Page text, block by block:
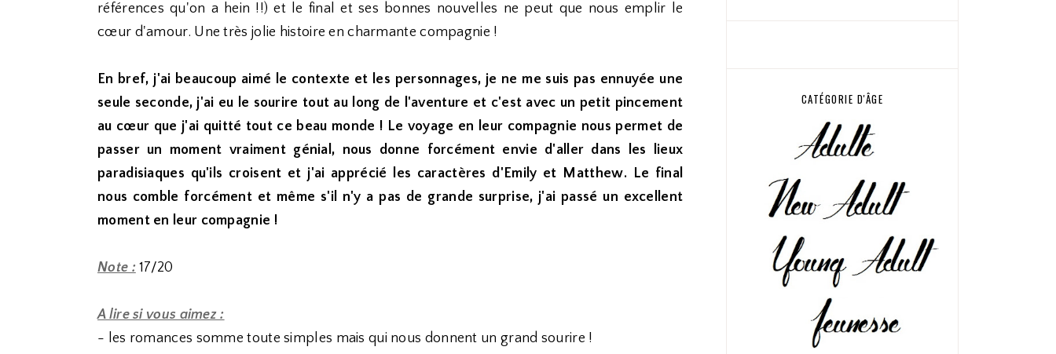
références qu'on a hein !!) et le final et ses bonnes nouvelles ne peut que nous emplir le
cœur d'amour. Une très jolie histoire en charmante compagnie !
En bref, j'ai beaucoup aimé le contexte et les personnages, je ne me suis pas ennuyée une
seule seconde, j'ai eu le sourire tout au long de l'aventure et c'est avec un petit pincement
au cœur que j'ai quitté tout ce beau monde ! Le voyage en leur compagnie nous permet de
passer un moment vraiment génial, nous donne forcément envie d'aller dans les lieux
paradisiaques qu'ils croisent et j'ai apprécié les caractères d'Emily et Matthew. Le final
nous comble forcément et même s'il n'y a pas de grande surprise, j'ai passé un excellent
moment en leur compagnie !
Note : 17/20
A lire si vous aimez :
- les romances somme toute simples mais qui nous donnent un grand sourire !
CATÉGORIE D'ÂGE